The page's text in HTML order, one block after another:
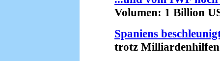
Volumen: 1 Billion
Spaniens
trotz Milliardenhilfen